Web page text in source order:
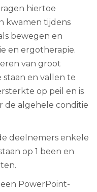
hiertoe
kwamen tijdens
bewegen en
en ergotherapie.
van groot
en vallen te
op peil en is
de algehele conditie
deelnemers enkele
op 1 been en
PowerPoint-